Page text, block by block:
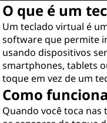
O que é um
Um teclado virtual é
software que permite
usando dispositivos
smartphones, tablets
toque em vez de um
Como
Quando você toca nas